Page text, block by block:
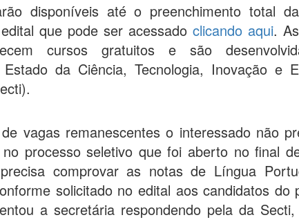
disponíveis até o preenchimento total
que pode ser acessadoclicando aqui.
cursos gratuitos e são
da Ciência, Tecnologia, Inovação e
vagas remanescentes o interessado não
processo seletivo que foi aberto no final
comprovar as notas de Língua
solicitado no edital aos candidatos do
a secretária respondendo pela da